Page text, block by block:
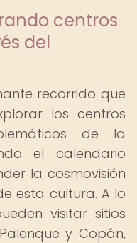
centros
del
recorrido que
los centros
de la
el calendario
la cosmovisión
esta cultura. A lo
visitar sitios
y Copán,